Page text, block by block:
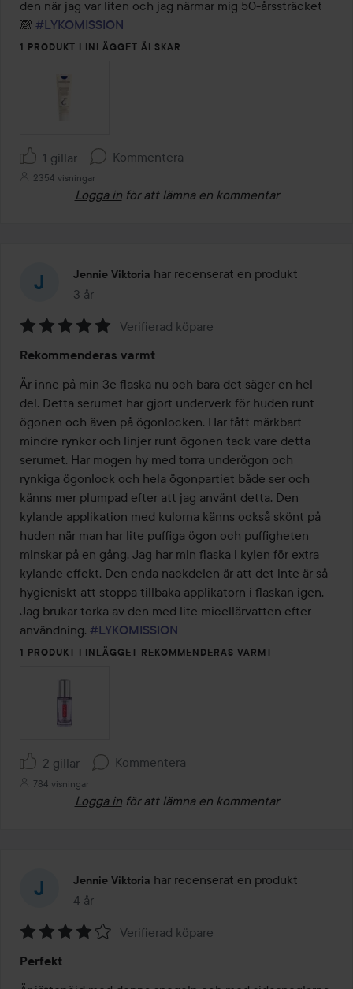
den när jag var liten och jag närmar mig 50-årssträcket
🙈 #LYKOMISSION
1 PRODUKT I INLÄGGET ÄLSKAR
1 gillar Kommentera
2354 visningar
Logga in för att lämna en kommentar
Jennie Viktoria har recenserat en produkt
3 år
Inlägget skapades 3 år
5
av
5
Verifierad köpare
Rekommenderas varmt
Är inne på min 3e flaska nu och bara det säger en hel
del. Detta serumet har gjort underverk för huden runt
ögonen och även på ögonlocken. Har fått märkbart
mindre rynkor och linjer runt ögonen tack vare detta
serumet. Har mogen hy med torra underögon och
rynkiga ögonlock och hela ögonpartiet både ser och
känns mer plumpad efter att jag använt detta. Den
kylande applikation med kulorna känns också skönt på
huden när man har lite puffiga ögon och puffigheten
minskar på en gång. Jag har min flaska i kylen för extra
kylande effekt. Den enda nackdelen är att det inte är så
hygieniskt att stoppa tillbaka applikatorn i flaskan igen.
Jag brukar torka av den med lite micellärvatten efter
användning. #LYKOMISSION
1 PRODUKT I INLÄGGET REKOMMENDERAS VARMT
2 gillar Kommentera
784 visningar
Logga in för att lämna en kommentar
Jennie Viktoria har recenserat en produkt
4 år
Inlägget skapades 4 år
4
Verifierad köpare
Perfekt